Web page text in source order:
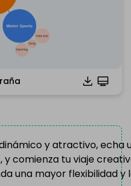
en EdrawMind.
descarga EdrawMindgratis
enlace.
Onlinede forma
siguiente enlace.
y atractivo,
y comienza tu viaje
una mayor flexibilidad